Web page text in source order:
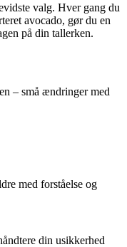
valg. Hver gang du
avocado, gør du en
på din tallerken.
– små ændringer med
med forståelse og
din usikkerhed